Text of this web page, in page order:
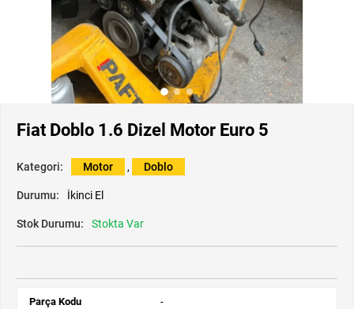
Fiat Doblo 1.6 Dizel Motor Euro 5
Kategori: Motor , Doblo
Durumu: İkinci El
Stok Durumu: Stokta Var
Parça Kodu -